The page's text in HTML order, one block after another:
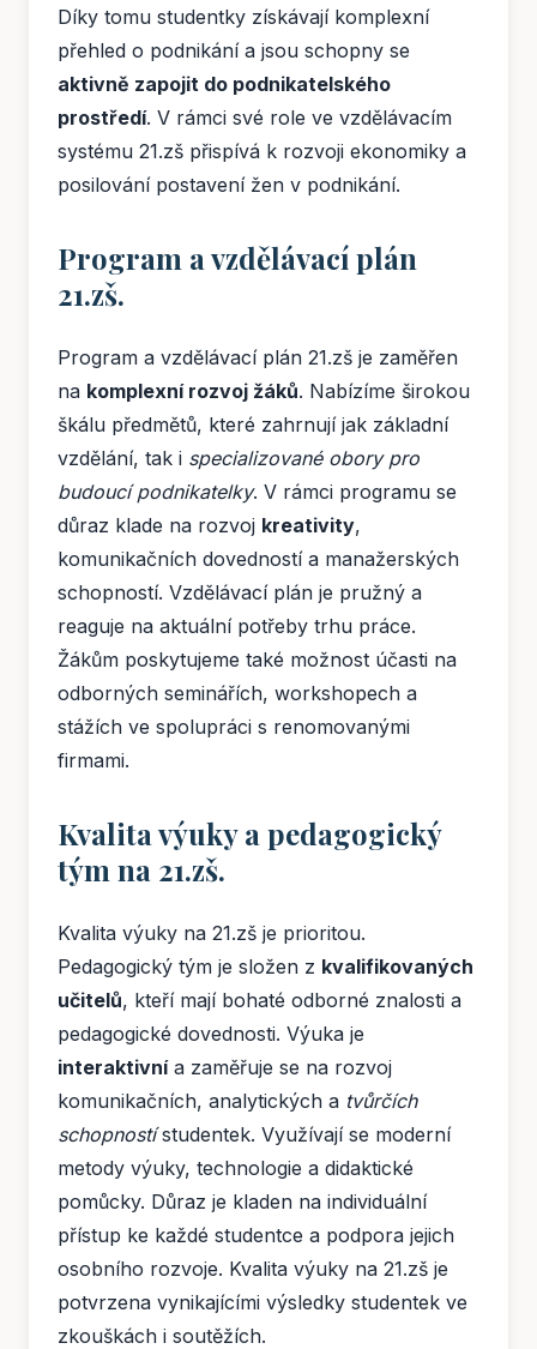
Díky tomu studentky získávají komplexní
přehled o podnikání a jsou schopny se
aktivně zapojit do podnikatelského
prostředí. V rámci své role ve vzdělávacím
systému 21.zš přispívá k rozvoji ekonomiky a
posilování postavení žen v podnikání.
Program a vzdělávací plán
21.zš.
Program a vzdělávací plán 21.zš je zaměřen
na komplexní rozvoj žáků. Nabízíme širokou
škálu předmětů, které zahrnují jak základní
vzdělání, tak i specializované obory pro
budoucí podnikatelky. V rámci programu se
důraz klade na rozvoj kreativity,
komunikačních dovedností a manažerských
schopností. Vzdělávací plán je pružný a
reaguje na aktuální potřeby trhu práce.
Žákům poskytujeme také možnost účasti na
odborných seminářích, workshopech a
stážích ve spolupráci s renomovanými
firmami.
Kvalita výuky a pedagogický
tým na 21.zš.
Kvalita výuky na 21.zš je prioritou.
Pedagogický tým je složen z kvalifikovaných
učitelů, kteří mají bohaté odborné znalosti a
pedagogické dovednosti. Výuka je
interaktivnía zaměřuje se na rozvoj
komunikačních, analytických a tvůrčích
schopnostístudentek. Využívají se moderní
metody výuky, technologie a didaktické
pomůcky. Důraz je kladen na individuální
přístup ke každé studentce a podpora jejich
osobního rozvoje. Kvalita výuky na 21.zš je
potvrzena vynikajícími výsledky studentek ve
zkouškách i soutěžích.